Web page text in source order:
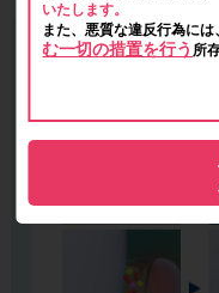
いたします。
また、悪質な違反行為には
む一切の措置を行う 所